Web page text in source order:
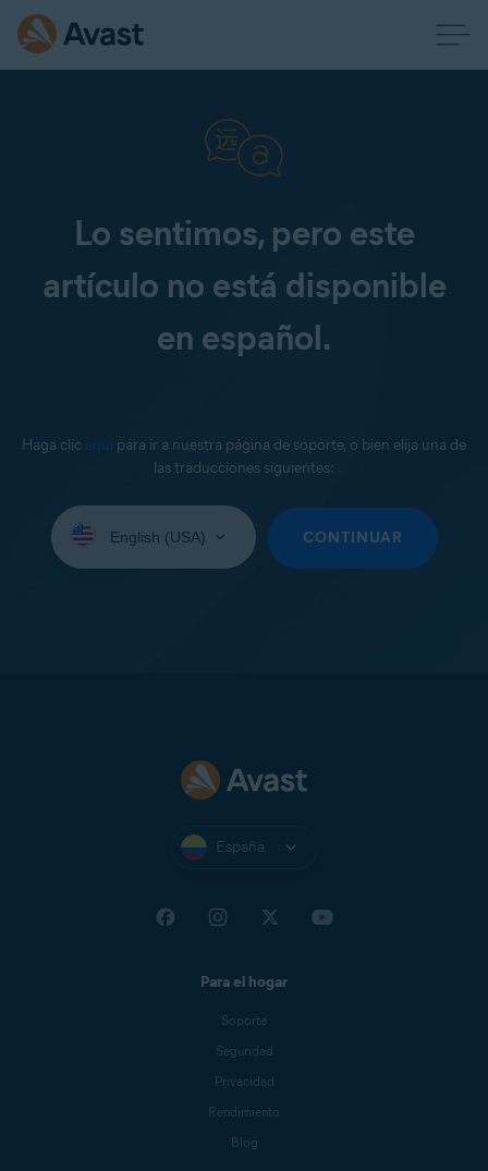
Lo sentimos, pero este
artículo no está disponible
en español.
Haga clic aquí para ir a nuestra página de soporte, o bien elija una de
las traducciones siguientes:
su
CONTINUAR
España
Para el hogar
Soporte
Seguridad
Privacidad
Rendimiento
Blog